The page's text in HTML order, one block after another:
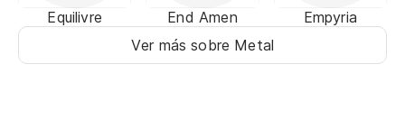
Equilivre End Amen
Empyria
Ver más sobre Metal